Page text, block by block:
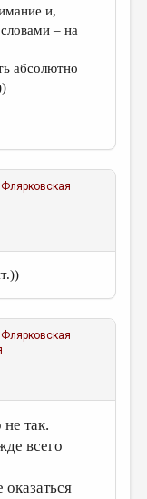
и,
– на
абсолютно
так.
всего